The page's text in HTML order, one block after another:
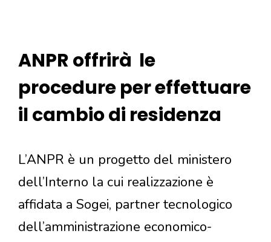
ANPR offrirà le
procedure per effettuare
il cambio di residenza
L’ANPR è un progetto del ministero
dell’Interno la cui realizzazione è
affidata a Sogei, partner tecnologico
dell’amministrazione economico-